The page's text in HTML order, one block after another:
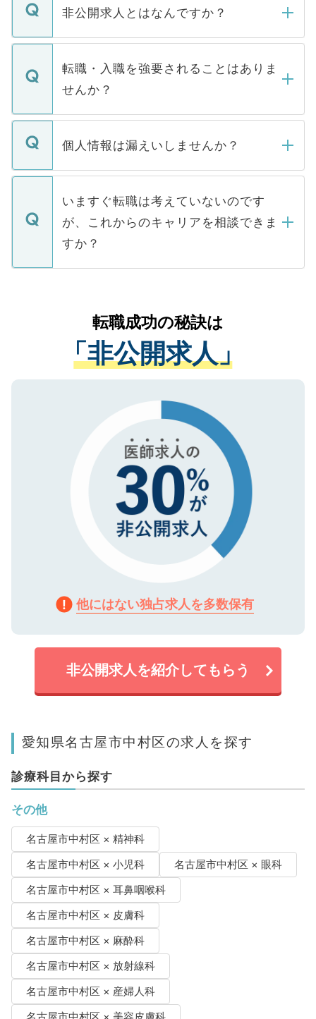
登録内容を確認し、その後メールもしくは
ます。通常、5営業日以内にはご連絡をせて
いただきますので、しばらくお待ちくださ
非公開求人とはなんですか？
マイナビDOCTORで取り扱っている求人の
うち約3割は、Webサイトからご覧いただ
けない「非公開求人」です。非公開求人は
下記の理由によって、一般には公開してい
ません。
■応募殺到を避けるため 人気のある医療機
関を公にしてしまうと、応募が殺到する場
に、医療機関が求める条件に合った人材の
みを人材紹介会社に依頼するケースが増え
ています。
転職・入職を強要されることはありま
せんか？
転職・入職を強要することは一切ありませ
ん。また、仮に応募先から内定をいただい
定を承諾する必要はありません。内定先へ
の辞退の連絡はキャリアパートナーが行い
個人情報は漏えいしませんか？
個人情報が漏えいすることはありませんの
で、ご安心ください。当サイトからの登録
などで収集したご登録者様の個人情報は、
ご本人のキャリアアップおよび転職活動の
支援を目的に使用いたします。お預かりし
ているすべての個人データはご本人の許可
は、個人情報の取り扱いについての厳密な
管理基準を満たした事業者のみに付与され
る、プライバシーマークを取得済みです。
で、機密保持に関してもご安心ください。
いますぐ転職は考えていないのです
が、これからのキャリアを相談できま
すか？
かがいして、現在の医療機関の状況や紹介
経験をまじえながら、適切なアドバイスを
させていただきます。すぐにご転職をされ
ない方には、長期的なサポートが可能です
ので、まずはご登録ください。
転職成功の秘訣は
「非公開求人」
他にはない独占求人を多数保有
非公開求人を紹介してもらう
愛知県名古屋市中村区の求人を探す
診療科目から探す
その他
名古屋市中村区 × 精神科
名古屋市中村区 × 小児科
名古屋市中村区 × 眼科
名古屋市中村区 × 耳鼻咽喉科
名古屋市中村区 × 皮膚科
名古屋市中村区 × 麻酔科
名古屋市中村区 × 放射線科
名古屋市中村区 × 産婦人科